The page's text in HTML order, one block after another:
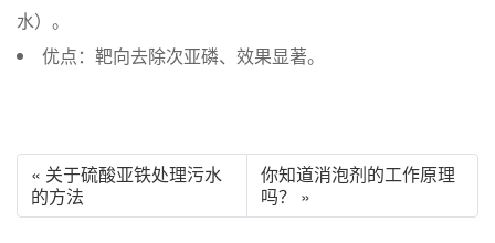
水）。
优点：靶向去除次亚磷、效果显著。
« 关于硫酸亚铁处理污水
的方法
你知道消泡剂的工作原理
吗？ »